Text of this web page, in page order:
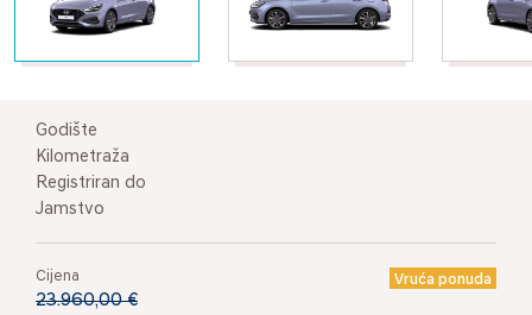
Godište
Kilometraža
Registriran do
Jamstvo
Cijena Vruća ponuda
23.960,00 €